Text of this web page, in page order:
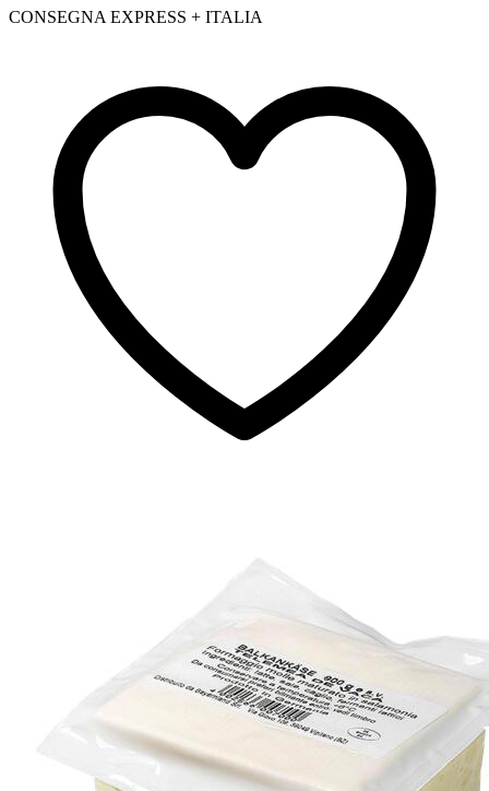
CONSEGNA EXPRESS + ITALIA